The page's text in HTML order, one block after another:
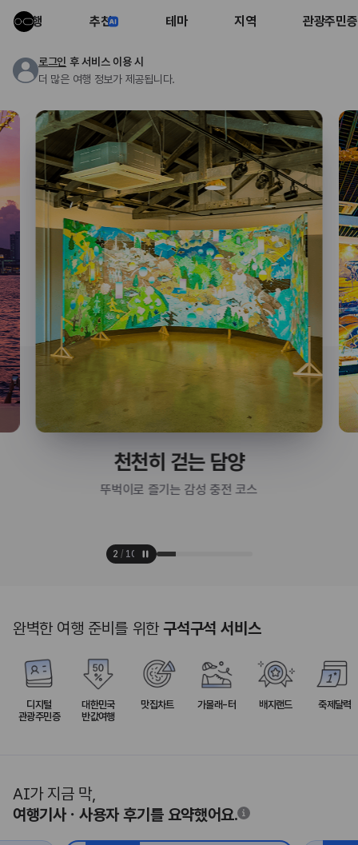
여행 추천 테마 지역 관광주민증
로그인 후 서비스 이용 시
더 많은 여행 정보가 제공됩니다.
천천히 걷는 담양
뚜벅이로 즐기는 감성 충전 코스
3 / 10
완벽한 여행 준비를 위한구석구석 서비스
디지털
관광주민증
대한민국
반값여행
맛집차트 가볼래-터 배지랜드 축제달력
AI가 지금 막,
여행기사ㆍ사용자 후기를 요약했어요.